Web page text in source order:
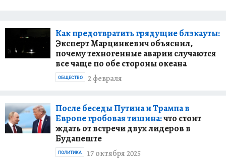
международному развитию. С март 1998 по
октябрь 2001 — директор Центра
исследований СМИ СРЕDА, главный редактор
журнала о медиа СРЕDА. С октября 2001 по
2002 гг. — директор программы «Поддержка
общество (фонд Сороса) — Россия» С 2003 по
2004 — главный редактор журнала СРЕDА.
2005 — январь 2006 — основатель и первый
редактор раздела «Мнения и комментарии»
газеты Известия. С мая 2007 — главный
Как предотвратить грядущие блэкауты:
Эксперт Марцинкевич объяснил,
почему техногенные аварии случаются
все чаще по обе стороны океана
2 февраля
ОБЩЕСТВО
После беседы Путина и Трампа в
Европе гробовая тишина:что стоит
ждать от встречи двух лидеров в
Будапеште
17 октября 2025
ПОЛИТИКА